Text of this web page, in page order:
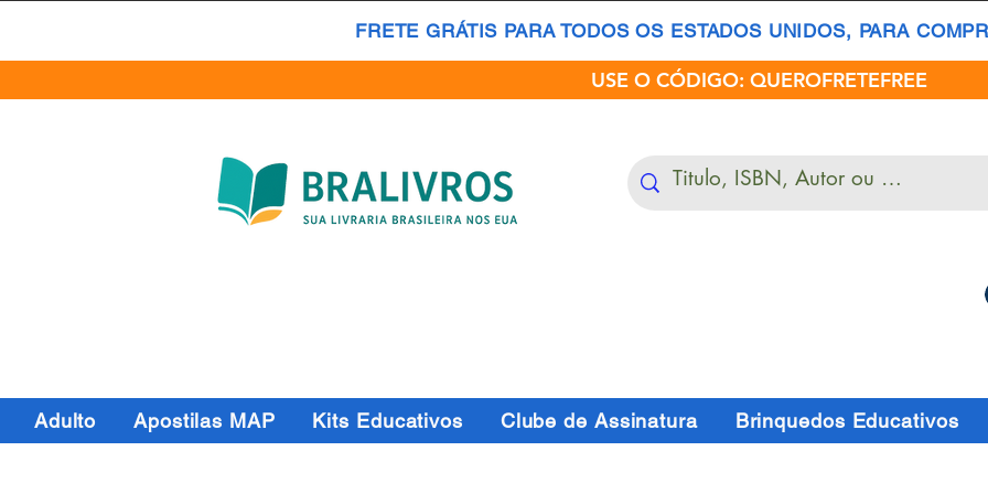
FRETE GRÁTIS PARA TODOS OS ESTADOS UNIDOS, PARA
USE O CÓDIGO: QUEROFRETEFREE
Adulto Apostilas MAP Kits Educativos Clube de Assinatura Brinquedos Educativos